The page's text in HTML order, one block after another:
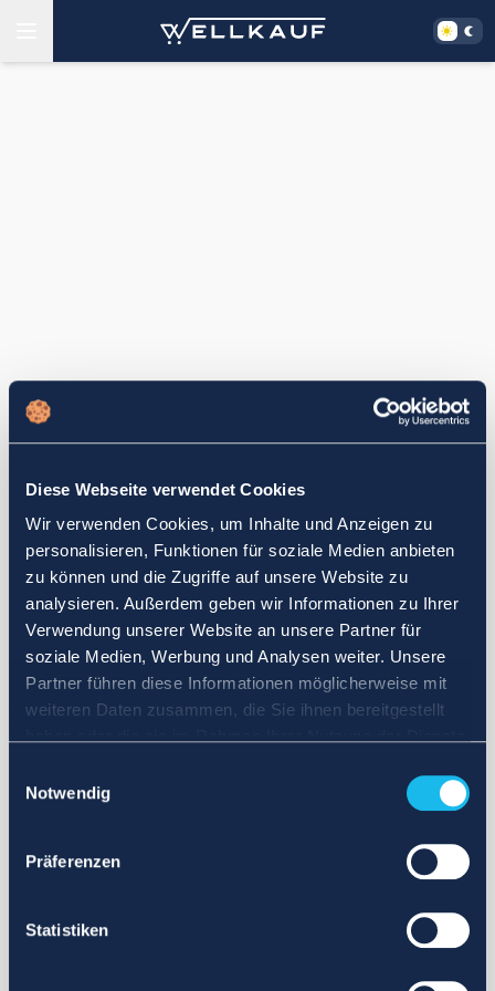
Diese Webseite verwendet Cookies
Wir verwenden Cookies, um Inhalte und Anzeigen zu
personalisieren, Funktionen für soziale Medien anbieten
zu können und die Zugriffe auf unsere Website zu
analysieren. Außerdem geben wir Informationen zu Ihrer
Verwendung unserer Website an unsere Partner für
soziale Medien, Werbung und Analysen weiter. Unsere
Partner führen diese Informationen möglicherweise mit
weiteren Daten zusammen, die Sie ihnen bereitgestellt
Notwendig
Präferenzen
Statistiken